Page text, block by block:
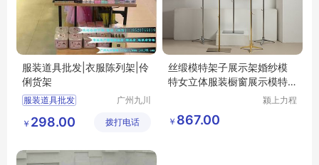
服装道具批发|衣服陈列架|伶
俐货架
服装道具批发
伶俐货架哪里买
广州九川
公司
￥ 298.00 拨打电话
丝缎模特架子展示架婚纱模
特女立体服装橱窗展示模特
颍上力程
￥ 867.00